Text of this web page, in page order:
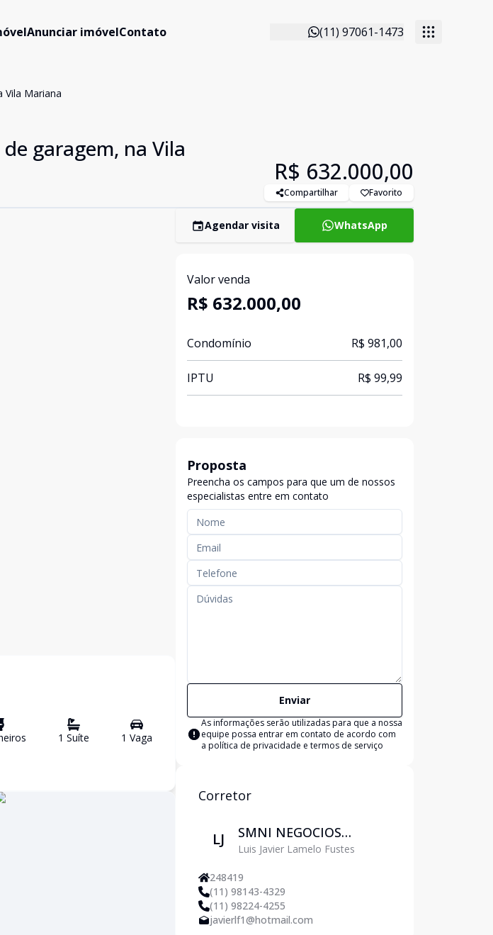
Anunciar imóvelContato (11) 97061-1473
Mariana
garagem, na Vila
R$ 632.000,00
Compartilhar Favorito
s 1 Suíte 1 Vaga
Agendar visita WhatsApp
Valor venda
R$ 632.000,00
Condomínio R$ 981,00
IPTU R$ 99,99
Proposta
Preencha os campos para que um de nossos
especialistas entre em contato
Enviar
As informações serão utilizadas para que a nossa
equipe possa entrar em contato de acordo com
a política de privacidade e termos de serviço
Corretor
LJ
SMNI NEGOCIOS
IMOBILIARIOS LTDA
Luis Javier Lamelo Fustes
248419
(11) 98143-4329
(11) 98224-4255
javierlf1@hotmail.com